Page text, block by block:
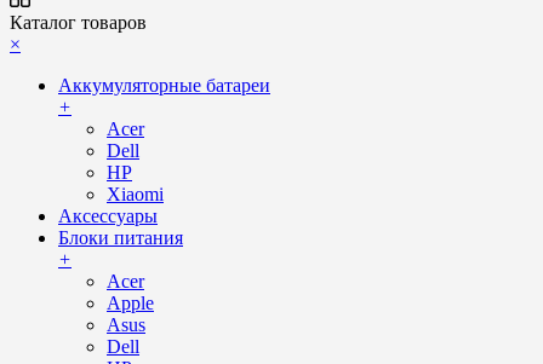
Каталог товаров
×
Аккумуляторные батареи
+
Acer
Dell
HP
Xiaomi
Аксессуары
Блоки питания
+
Acer
Apple
Asus
Dell